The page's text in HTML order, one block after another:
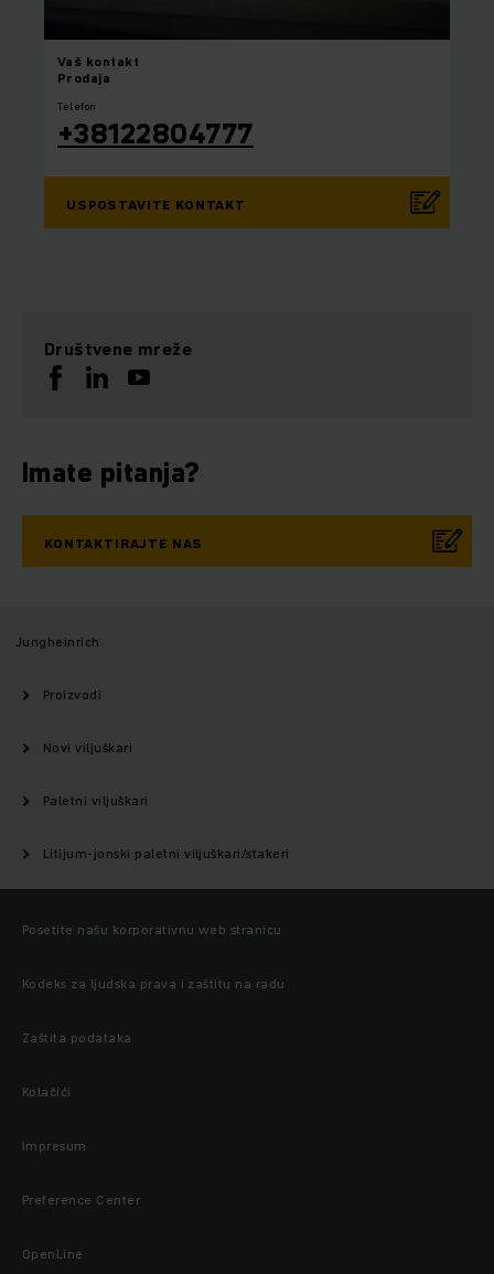
Vaš kontakt
Prodaja
Telefon
+38122804777
USPOSTAVITE KONTAKT
Društvene mreže
Imate pitanja?
KONTAKTIRAJTE NAS
Jungheinrich
Proizvodi
Novi viljuškari
Paletni viljuškari
Litijum-jonski paletni viljuškari/stakeri
Posetite našu korporativnu web stranicu
Kodeks za ljudska prava i zaštitu na radu
Zaštita podataka
Kolačići
Impresum
Preference Center
OpenLine